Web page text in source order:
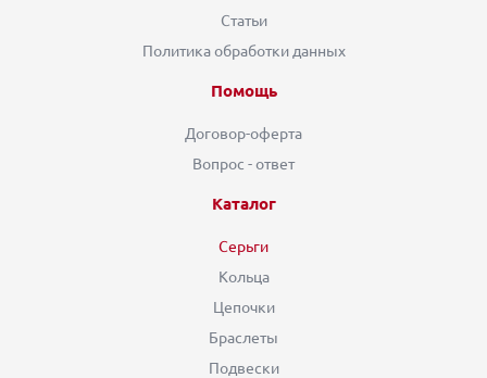
Статьи
Политика обработки данных
Помощь
Договор-оферта
Вопрос - ответ
Каталог
Серьги
Кольца
Цепочки
Браслеты
Подвески